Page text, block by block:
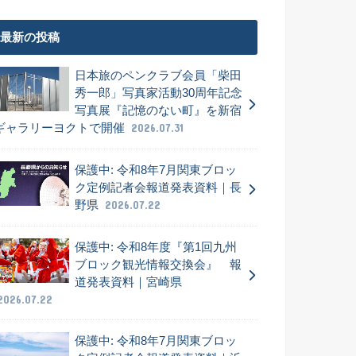
最新の投稿
日本旅のペンクラブ会員「柴田
秀一郎」写真家活動30周年記念
写真展『記憶のない町』を新宿
ャラリーヨクトで開催
2026.07.31
保護中: 令和8年7月関東ブロッ
ク定例記者会報道発表資料｜長
野県
2026.07.22
保護中: 令和8年度『第1回九州
ブロック観光情報交換会』 報
道発表資料｜宮崎県
保護中: 令和8年7月関東ブロッ